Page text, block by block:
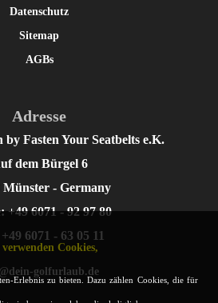
Datenschutz
Sitemap
AGBs
Adresse
by Fasten Your Seatbelts e.K.
dem Bürgel 6
Münster - Germany
+49 6071 - 92 97 80
6071 - 63 05 11
golfurlaub.de
Cookies,
Erlebnis zu bieten. Dazu zählen Cookies, die für